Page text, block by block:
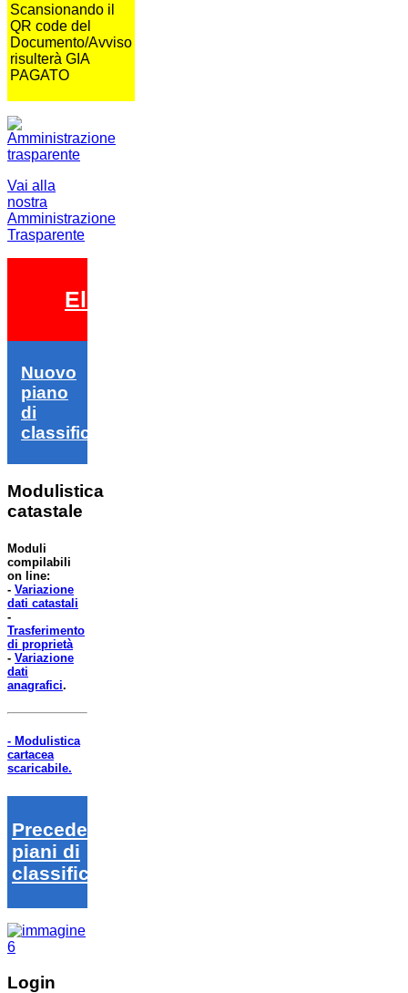
Scansionando il
QR code del
Documento/Avviso
risulterà GIA
PAGATO
Vai alla
nostra
Amministrazione
Trasparente
Elezioni 2026
Nuovo
piano
di
classifica
Modulistica
catastale
Moduli
compilabili
on line:
- Variazione
dati catastali
-
Trasferimento
di proprietà
- Variazione
dati
anagrafici.
- Modulistica
cartacea
scaricabile.
Precedenti
piani di
classifica
Login